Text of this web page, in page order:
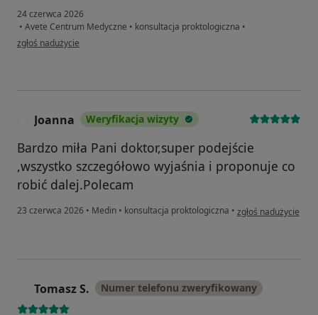
24 czerwca 2026
• Avete Centrum Medyczne • konsultacja proktologiczna •
w opinii użytkownika Małgorzata G
zgłoś nadużycie
Joanna Weryfikacja wizyty
Bardzo miła Pani doktor,super podejście
,wszystko szczegółowo wyjaśnia i proponuje co
robić dalej.Polecam
23 czerwca 2026 • Medin • konsultacja proktologiczna • w opinii użytkownika
zgłoś nadużycie
Tomasz S. Numer telefonu zweryfikowany